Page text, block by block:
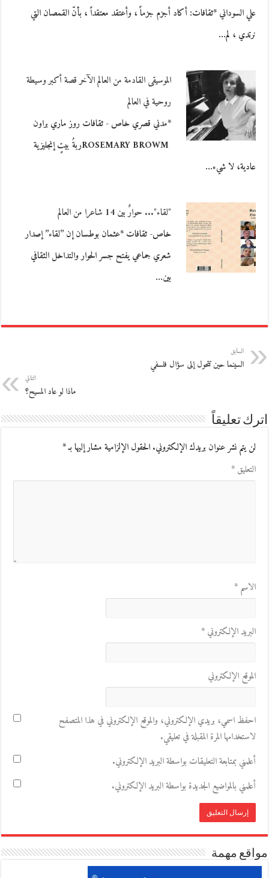
علي السوداني *ثقافات: أكاد أجزم جزماً ، وأعتقد معتقداً ، بأنّ القمصان التي
نرتدي ، لم…
الموسيقى القادمة من العالم الآخر قصة أكبر وسيطة
روحية في العالم
*مدني قصري خاص - ثقافات روز ماري براون
ROSEMARY BROWMربةُ بيتٍ إنجليزية
عادية، لا شيء…
"لقاء"... حوارٌ بين 14 شاعرا من العالم
خاص- ثقافات *عثمان بوطسان إن ’’لقاء’’ إصدار
شعري جماعي يفتح جسر الحوار والتداخل الثقافي
بين…
السابق
السينما حين تتحول إلى سؤال فلسفي
التالي
ماذا لو عاد المسيح؟
اترك تعليقاً
لن يتم نشر عنوان بريدك الإلكتروني.الحقول الإلزامية مشار إليها بـ*
التعليق*
الاسم*
البريد الإلكتروني*
الموقع الإلكتروني
احفظ اسمي، بريدي الإلكتروني، والموقع الإلكتروني في هذا المتصفح
لاستخدامها المرة المقبلة في تعليقي.
أعلمني بمتابعة التعليقات بواسطة البريد الإلكتروني.
أعلمني بالمواضيع الجديدة بواسطة البريد الإلكتروني.
مواقع مهمة